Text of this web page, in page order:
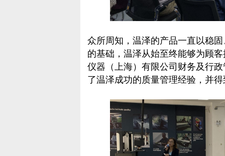
众所周知，温泽的产品一直以稳
的基础，温泽从始至终能够为顾
仪器（上海）有限公司财务及行
了温泽成功的质量管理经验，并